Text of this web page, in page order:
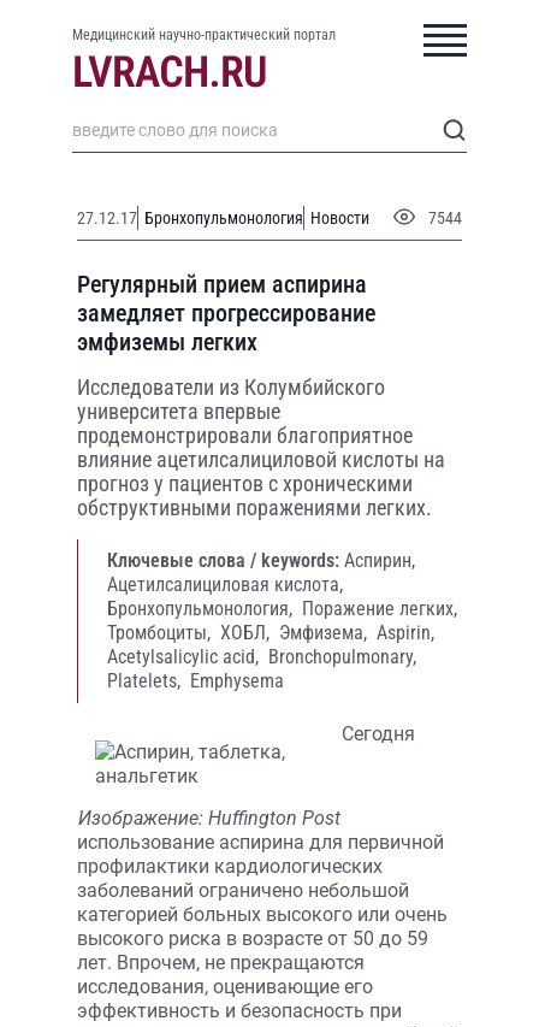
Медицинский научно-практический портал
27.12.17 Бронхопульмонология Новости 7544
Регулярный прием аспирина
замедляет прогрессирование
эмфиземы легких
Исследователи из Колумбийского
университета впервые
продемонстрировали благоприятное
влияние ацетилсалициловой кислоты на
прогноз у пациентов с хроническими
обструктивными поражениями легких.
Ключевые слова / keywords: Аспирин,
Ацетилсалициловая кислота,
Бронхопульмонология, Поражение легких,
Тромбоциты, ХОБЛ, Эмфизема, Aspirin,
Acetylsalicylic acid, Bronchopulmonary,
Platelets, Emphysema
Изображение: Huffington Post
Сегодня
использование аспирина для первичной
профилактики кардиологических
заболеваний ограничено небольшой
категорией больных высокого или очень
высокого риска в возрасте от 50 до 59
лет. Впрочем, не прекращаются
исследования, оценивающие его
эффективность и безопасность при